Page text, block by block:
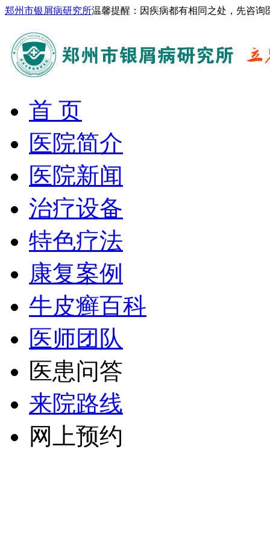
郑州市银屑病研究所温馨提醒：因疾病都有相同之处，先咨
首 页
医院简介
医院新闻
治疗设备
特色疗法
康复案例
牛皮癣百科
医师团队
医患问答
来院路线
网上预约